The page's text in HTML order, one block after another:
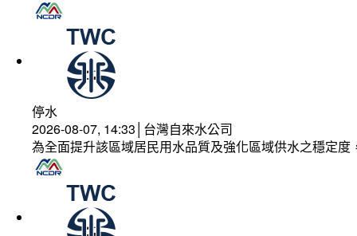
停水
2026-08-07, 14:33│台灣自來水公司
為全面提升該區域居民用水品質及強化區域供水之穩定